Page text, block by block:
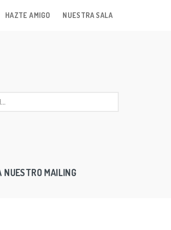
HAZTE AMIGO NUESTRA SALA
NUESTRO MAILING